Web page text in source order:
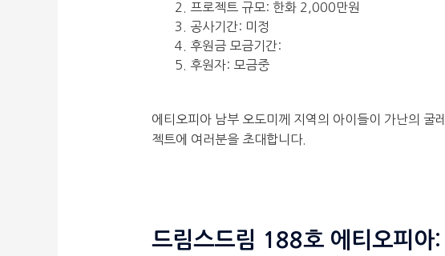
프로젝트 규모: 한화 2,000만원
공사기간: 미정
후원금 모금기간:
후원자: 모금중
에티오피아 남부 오도미께 지역의 아이들이 가난의 굴
젝트에 여러분을 초대합니다.
드림스드림 188호 에티오피아